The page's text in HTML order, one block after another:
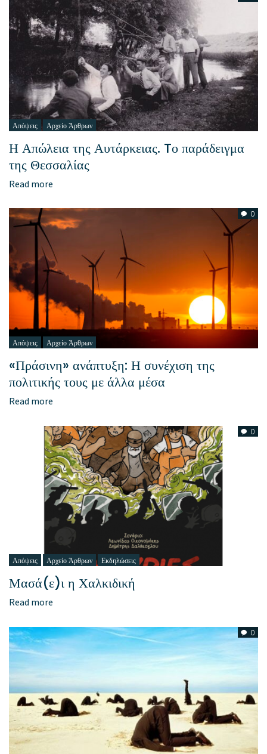
Απόψεις Αρχείο Άρθρων
Η Απώλεια της Αυτάρκειας. Tο παράδειγμα
της Θεσσαλίας
Read more
0
Απόψεις Αρχείο Άρθρων
«Πράσινη» ανάπτυξη: Η συνέχιση της
πολιτικής τους με άλλα μέσα
Read more
0
Απόψεις Αρχείο Άρθρων Εκδηλώσεις
Μασά(ε)ι η Χαλκιδική
Read more
0